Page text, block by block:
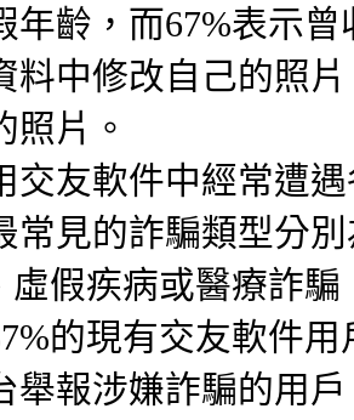
年齡，而67%表示
料中修改自己的照
照片。
交友軟件中經常遭
常見的詐騙類型分
虛假疾病或醫療詐
的現有交友軟件
舉報涉嫌詐騙的用